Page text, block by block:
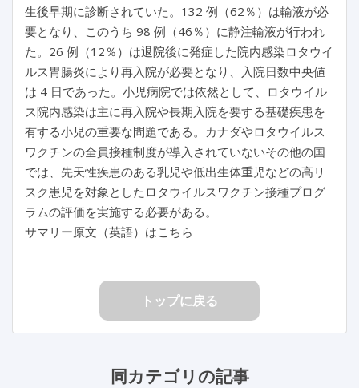
生後早期に診断されていた。132 例（62％）は輸液が必
要となり、このうち 98 例（46％）に静注輸液が行われ
た。26 例（12％）は退院後に発症した院内感染ロタウイ
ルス胃腸炎により再入院が必要となり、入院日数中央値
は 4 日であった。小児病院では依然として、ロタウイル
ス院内感染は主に再入院や長期入院を要する基礎疾患を
有する小児の重要な問題である。カナダやロタウイルス
ワクチンの全員接種制度が導入されていないその他の国
では、先天性疾患のある乳児や低出生体重児などの高リ
スク患児を対象としたロタウイルスワクチン接種プログ
ラムの評価を実施する必要がある。
サマリー原文（英語）はこちら
トップに戻る
同カテゴリの記事